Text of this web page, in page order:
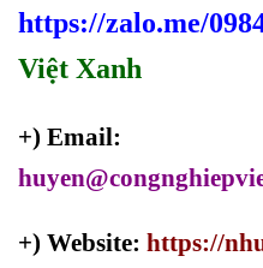
https://zalo.me/
Việt Xanh
+) Email:
+) Website: https://